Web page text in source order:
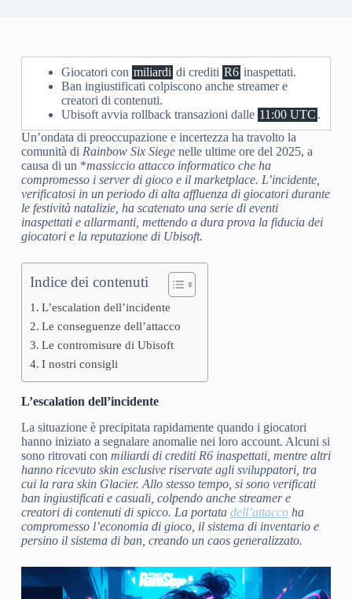
Giocatori con miliardi di crediti R6 inaspettati.
Ban ingiustificati colpiscono anche streamer e
creatori di contenuti.
Ubisoft avvia rollback transazioni dalle 11:00 UTC .
Un’ondata di preoccupazione e incertezza ha travolto la
comunità di Rainbow Six Siegenelle ultime ore del 2025, a
causa di un *massiccio attacco informaticoche ha
compromesso i server di gioco e il marketplace. L’incidente,
verificatosi in un periodo di alta affluenza di giocatori durante
le festività natalizie, ha scatenato una serie di eventi
inaspettati e allarmanti, mettendo a dura prova la fiducia dei
giocatori e la reputazione di Ubisoft.
Indice dei contenuti
L’escalation dell’incidente
Le conseguenze dell’attacco
Le contromisure di Ubisoft
I nostri consigli
L’escalation dell’incidente
La situazione è precipitata rapidamente quando i giocatori
hanno iniziato a segnalare anomalie nei loro account. Alcuni si
sono ritrovati con miliardi di crediti R6inaspettati, mentre altri
hanno ricevuto skin esclusive riservate agli sviluppatori, tra
cui la rara skin Glacier. Allo stesso tempo, si sono verificati
ban ingiustificati e casuali, colpendo anche streamer e
creatori di contenuti di spicco. La portata dell’attaccoha
compromesso l’economia di gioco, il sistema di inventario e
persino il sistema di ban, creando un caos generalizzato.